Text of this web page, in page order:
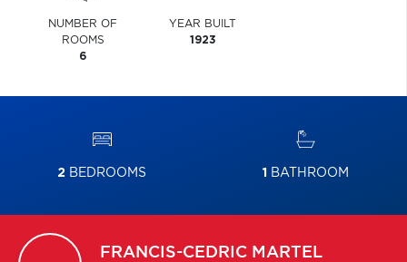
NUMBER OF
ROOMS
6
YEAR BUILT
1923
2 BEDROOMS 1 BATHROOM
FRANCIS-CEDRIC MARTEL